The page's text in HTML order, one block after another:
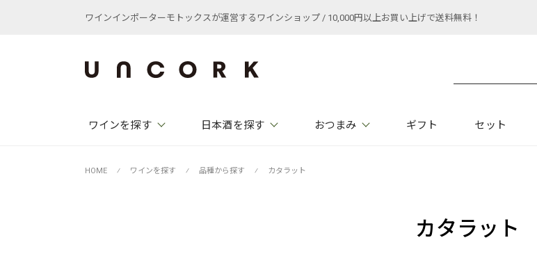
ワインインポーターモトックスが運営するワインショップ / 10,000円以上お買い上げで送料無料！
ワインを探す 日本酒を探す おつまみ ギフト セット
HOME ⁄ ワインを探す ⁄ 品種から探す ⁄ カタラット
カタラット